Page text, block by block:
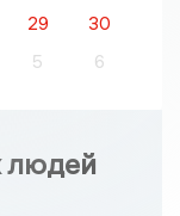
29
30
5 6
людей